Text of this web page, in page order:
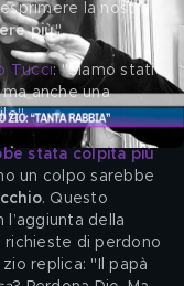
la nostra
più".
Tucci: "Siamo stati
anche una
stata colpita più
un colpo sarebbe
. Questo
della
richieste di perdono
replica: "Il papà